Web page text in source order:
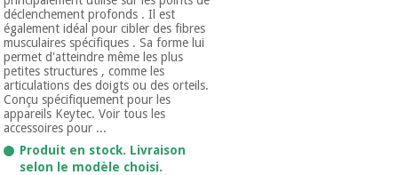
déclenchement profonds . Il est
également idéal pour cibler des fibres
musculaires spécifiques . Sa forme lui
permet d'atteindre même les plus
petites structures , comme les
articulations des doigts ou des orteils.
Conçu spécifiquement pour les
appareils Keytec. Voir tous les
accessoires pour ...
Produit en stock. Livraison
selon le modèle choisi.